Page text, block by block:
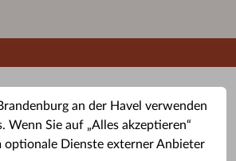
an der Havel verwenden
Sie auf „Alles akzeptieren“
optionale Dienste externer Anbieter